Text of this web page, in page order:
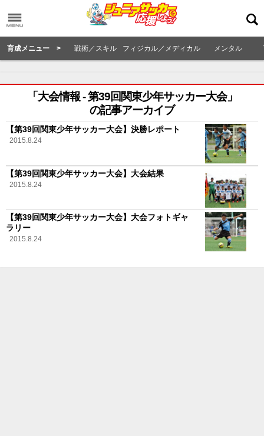
育成メニュー > 戦術／スキル フィジカル／メディカル メンタル
「大会情報 - 第39回関東少年サッカー大会」
の記事アーカイブ
【第39回関東少年サッカー大会】決勝レポート
2015.8.24
【第39回関東少年サッカー大会】大会結果
2015.8.24
【第39回関東少年サッカー大会】大会フォトギャ
ラリー
2015.8.24